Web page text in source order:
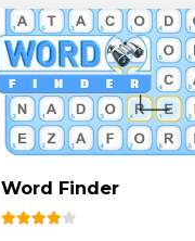
Word Finder